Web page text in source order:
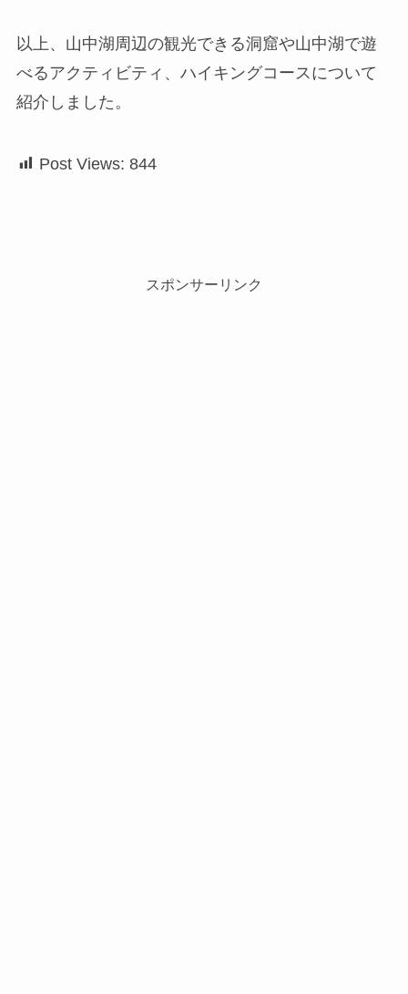
以上、山中湖周辺の観光できる洞窟や山中湖で遊
べるアクティビティ、ハイキングコースについて
紹介しました。
Post Views: 844
スポンサーリンク